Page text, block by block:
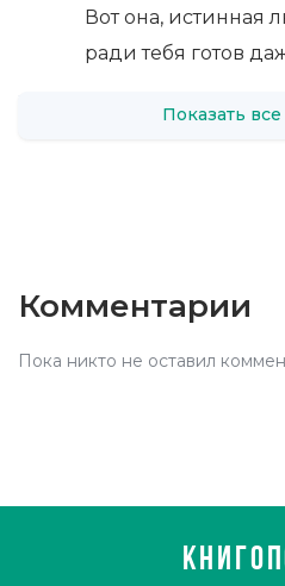
Вот она, истинная
ради тебя готов
Показать
Комментарии
Пока никто не оставил